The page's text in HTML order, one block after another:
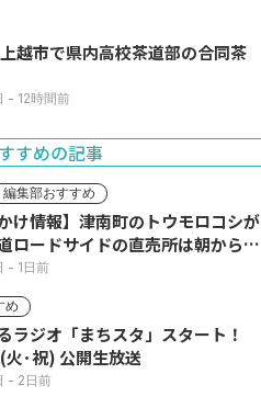
越市で県内高校茶道部の合同茶
- 12時間前
すめの記事
編集部おすすめ
け情報】津南町のトウモロコシが
ロードサイドの直売所は朝から長
- 1日前
め
ラジオ「まちスタ」スタート！
･祝) 公開生放送
- 2日前